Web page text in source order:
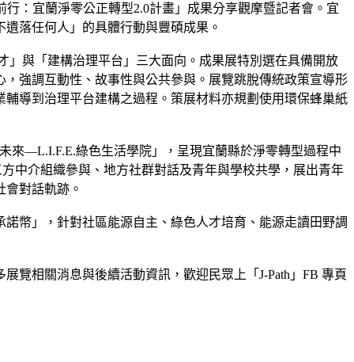
：宜蘭淨零公正轉型2.0計畫」成果分享觀摩暨記者會。宜
落任何人」的具體行動與豐碩成果。
與「建構治理平台」三大面向。成果展特別選在具備開放
強調互動性、故事性與公共參與。展覽跳脫傳統政策宣導形
導到治理平台建構之過程。策展材料亦規劃使用環保蜂巢紙
來—L.I.F.E.綠色生活學院」，呈現宜蘭縣於淨零轉型過程中
中介組織參與、地方社群對話及青年與學校共學，展出青年
對話軌跡。
幣」，針對社區能源自主、綠色人才培育、能源走讀田野調
覽相關消息與後續活動資訊，歡迎民眾上「J-Path」FB 專頁